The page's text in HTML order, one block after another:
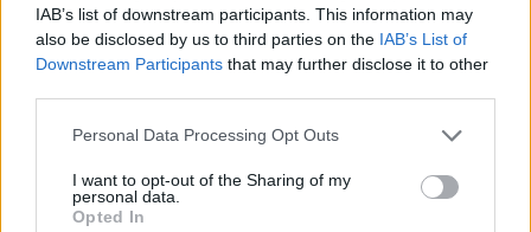
IAB’s list of downstream participants. This information may
also be disclosed by us to third parties on the IAB’s List of
Downstream Participants that may further disclose it to other
Personal Data Processing Opt Outs
I want to opt-out of the Sharing of my
personal data.
Opted In
ΔΙΑΦΗΜΙΣΗ